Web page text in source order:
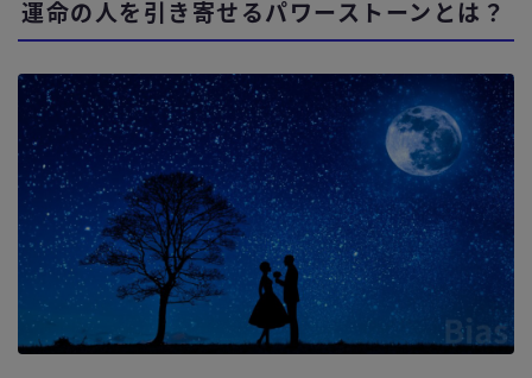
運命の人を引き寄せるパワーストーンとは？